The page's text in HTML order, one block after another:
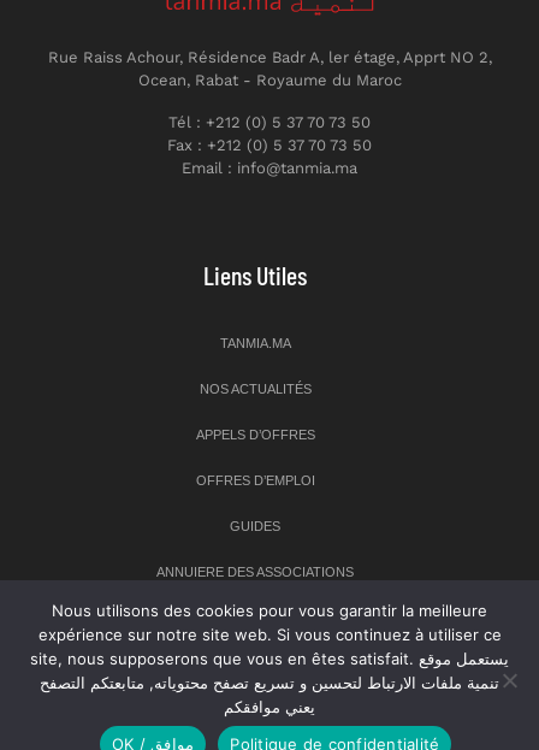
Rue Raiss Achour, Résidence Badr A, ler étage, Apprt NO 2,
Ocean, Rabat - Royaume du Maroc
Tél : +212 (0) 5 37 70 73 50
Fax : +212 (0) 5 37 70 73 50
Email : info@tanmia.ma
Liens Utiles
TANMIA.MA
NOS ACTUALITÉS
APPELS D’OFFRES
OFFRES D’EMPLOI
GUIDES
ANNUIERE DES ASSOCIATIONS
Newsletter
Inscrivez-vous à notre newsletter pour recevoir les dernières
nouvelles sur TANMIA
Nous utilisons des cookies pour vous garantir la meilleure
expérience sur notre site web. Si vous continuez à utiliser ce
site, nous supposerons que vous en êtes satisfait. يستعمل موقع
تنمية ملفات الارتباط لتحسين و تسريع تصفح محتوياته, متابعتكم التصفح
يعني موافقكم
OK / موافق
Politique de confidentialité